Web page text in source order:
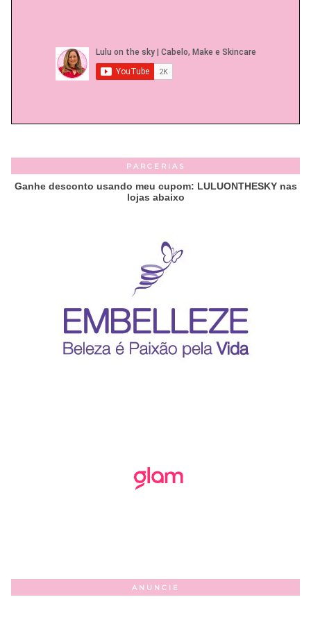
PARCERIAS
Ganhe desconto usando meu cupom: LULUONTHESKY nas
lojas abaixo
ANUNCIE